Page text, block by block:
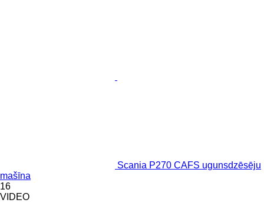
Scania P270 CAFS ugunsdzēsēju
mašīna
16
VIDEO